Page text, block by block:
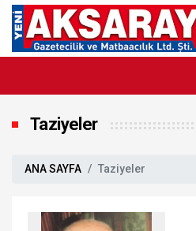
Taziyeler
ANA SAYFA Taziyeler